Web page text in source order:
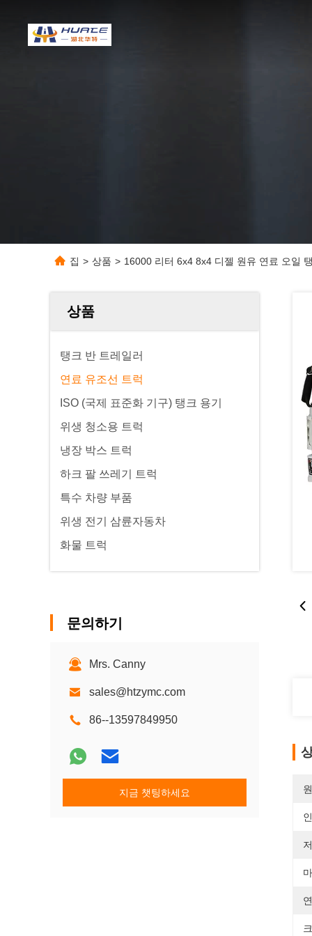
집 > 상품 > 16000 리터 6x4 8x4 디젤 원유 연료 오일
상품
탱크 반 트레일러
연료 유조선 트럭
ISO (국제 표준화 기구) 탱크 용기
위생 청소용 트럭
냉장 박스 트럭
하크 팔 쓰레기 트럭
특수 차량 부품
위생 전기 삼륜자동차
화물 트럭
문의하기
Mrs. Canny
sales@htzymc.com
86--13597849950
지금 챗팅하세요